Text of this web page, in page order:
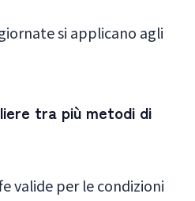
si applicano agli
tra più metodi di
valide per le condizioni